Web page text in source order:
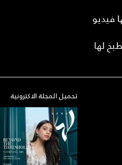
فيديو
لها
تحميل المجلة الاكترونية